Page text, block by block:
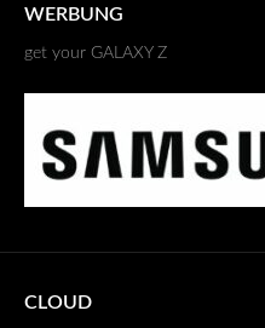
WERBUNG
get your GALAXY Z
CLOUD